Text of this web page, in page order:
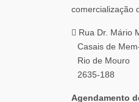
Rua Dr. Mário
Casais de
Rio de Mouro
2635-188
Agendamento